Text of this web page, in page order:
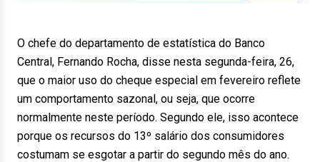
O chefe do departamento de estatística do Banco
Central, Fernando Rocha, disse nesta segunda-feira, 26,
que o maior uso do cheque especial em fevereiro reflete
um comportamento sazonal, ou seja, que ocorre
normalmente neste período. Segundo ele, isso acontece
porque os recursos do 13º salário dos consumidores
costumam se esgotar a partir do segundo mês do ano.